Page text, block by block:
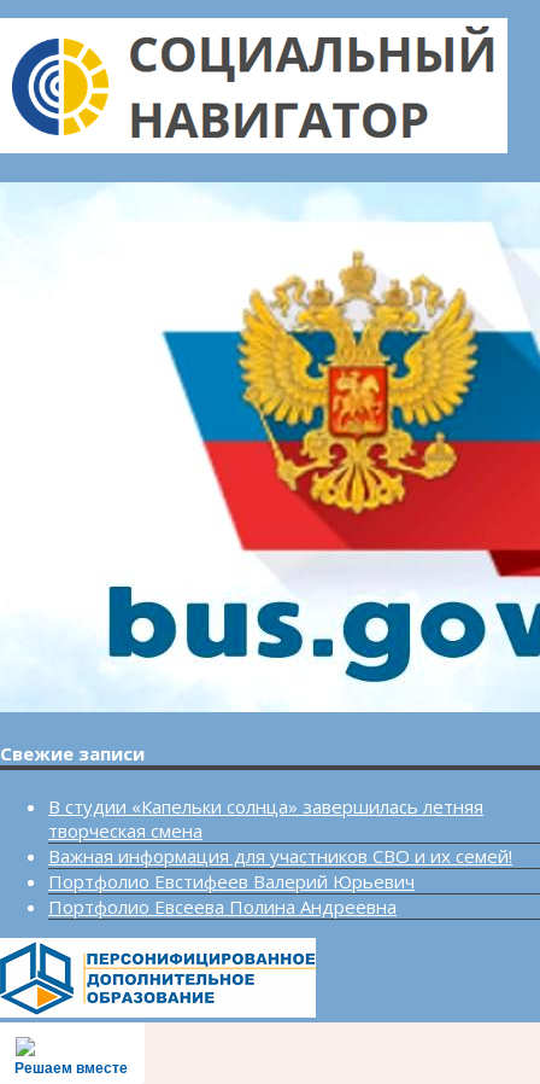
Свежие записи
В студии «Капельки солнца» завершилась летняя
творческая смена
Важная информация для участников СВО и их семей!
Портфолио Евстифеев Валерий Юрьевич
Портфолио Евсеева Полина Андреевна
Решаем вместе